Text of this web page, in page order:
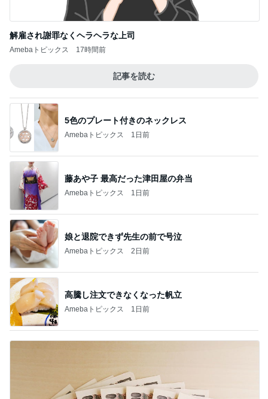
解雇され謝罪なくヘラヘラな上司
Amebaトピックス 17時間前
記事を読む
5色のプレート付きのネックレス
Amebaトピックス 1日前
藤あや子 最高だった津田屋の弁当
Amebaトピックス 1日前
娘と退院できず先生の前で号泣
Amebaトピックス 2日前
高騰し注文できなくなった帆立
Amebaトピックス 1日前